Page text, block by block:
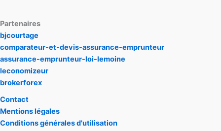
Partenaires
bjcourtage
comparateur-et-devis-assurance-emprunteur
assurance-emprunteur-loi-lemoine
leconomizeur
brokerforex
Contact
Mentions légales
Conditions générales d'utilisation